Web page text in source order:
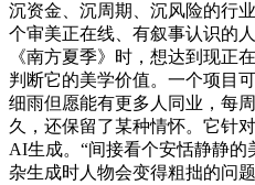
沉资金、沉周期、沉风险的行
个审美正在线、有叙事认识的
《南方夏季》时，想达到现正
判断它的美学价值。一个项目
细雨但愿能有更多人同业，每
久，还保留了某种情怀。它针
AI生成。“间接看个安恬静静的
杂生成时人物会变得粗拙的问